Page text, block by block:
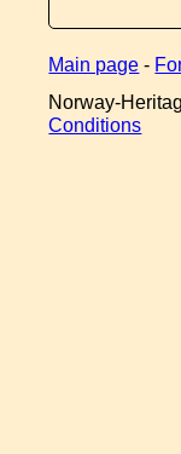
Main page -
Norway-
Conditions